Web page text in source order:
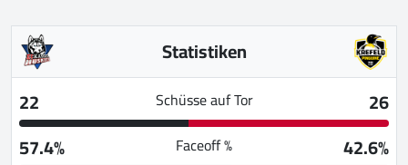
Statistiken
22
Schüsse auf Tor
26
57.4%
Faceoff %
42.6%